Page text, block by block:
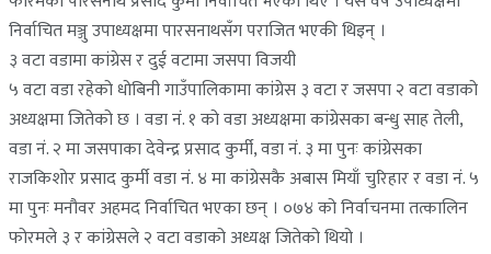
निर्वाचित मञ्जु उपाध्यक्षमा पारसनाथसँग पराजित भएकी थिइन् ।
३ वटा वडामा कांग्रेस र दुई वटामा जसपा विजयी
५ वटा वडा रहेको धोबिनी गाउँपालिकामा कांग्रेस ३ वटा र जसपा २ वटा वडाको
अध्यक्षमा जितेको छ । वडा नं. १ को वडा अध्यक्षमा कांग्रेसका बन्धु साह तेली,
वडा नं. २ मा जसपाका देवेन्द्र प्रसाद कुर्मी, वडा नं. ३ मा पुनः कांग्रेसका
राजकिशोर प्रसाद कुर्मी वडा नं. ४ मा कांग्रेसकै अबास मियाँ चुरिहार र वडा नं. ५
मा पुनः मनौवर अहमद निर्वाचित भएका छन् । ०७४ को निर्वाचनमा तत्कालिन
फोरमले ३ र कांग्रेसले २ वटा वडाको अध्यक्ष जितेको थियो ।